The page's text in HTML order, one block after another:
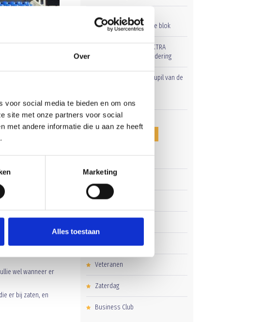
Over
voor social media te bieden en om ons
site met onze partners voor social
met andere informatie die u aan ze heeft
Marketing
Alles toestaan
actiefste,
eerst de
door
Voor ons
Geel zelf, maar ook
wel wanneer er
er bij zaten, en
Gelijkspel in eerste
oefenwedstrijd tweede blok
Uitnodiging voor de EXTRA
Algemene Ledenvergadering
Word jij de volgende Pupil van de
Clubnieuws
Junioren
Veteranen
Zaterdag
Business Club